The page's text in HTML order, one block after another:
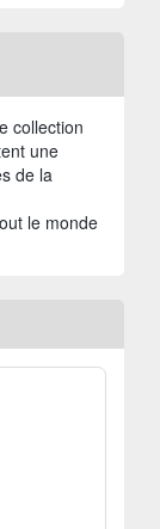
collection
une
de la
le monde